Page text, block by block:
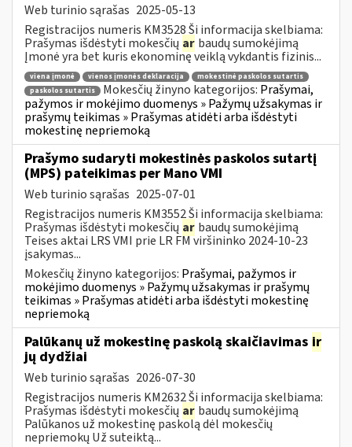
Web turinio sąrašas 2025-05-13
Registracijos numeris KM3528 Ši informacija skelbiama:
Prašymas išdėstyti mokesčių ar baudų sumokėjimą
Įmonė yra bet kuris ekonominę veiklą vykdantis fizinis...
viena įmonė vienos įmonės deklaracija
mokestinė paskolos sutartis
paskolos sutartis
Mokesčių žinyno kategorijos: Prašymai,
pažymos ir mokėjimo duomenys » Pažymų užsakymas ir
prašymų teikimas » Prašymas atidėti arba išdėstyti
mokestinę nepriemoką
Prašymo sudaryti mokestinės paskolos sutartį
(MPS) pateikimas per Mano VMI
Web turinio sąrašas 2025-07-01
Registracijos numeris KM3552 Ši informacija skelbiama:
Prašymas išdėstyti mokesčių ar baudų sumokėjimą
Teises aktai LRS VMI prie LR FM viršininko 2024-10-23
įsakymas...
Mokesčių žinyno kategorijos: Prašymai, pažymos ir
mokėjimo duomenys » Pažymų užsakymas ir prašymų
teikimas » Prašymas atidėti arba išdėstyti mokestinę
nepriemoką
Palūkanų už mokestinę paskolą skaičiavimas ir
jų dydžiai
Web turinio sąrašas 2026-07-30
Registracijos numeris KM2632 Ši informacija skelbiama:
Prašymas išdėstyti mokesčių ar baudų sumokėjimą
Palūkanos už mokestinę paskolą dėl mokesčių
nepriemokų Už suteiktą...